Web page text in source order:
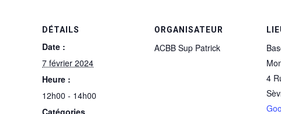
DÉTAILS
Date :
7 février 2024
Heure :
12h00 - 14h00
ORGANISATEUR
ACBB Sup Patrick
4